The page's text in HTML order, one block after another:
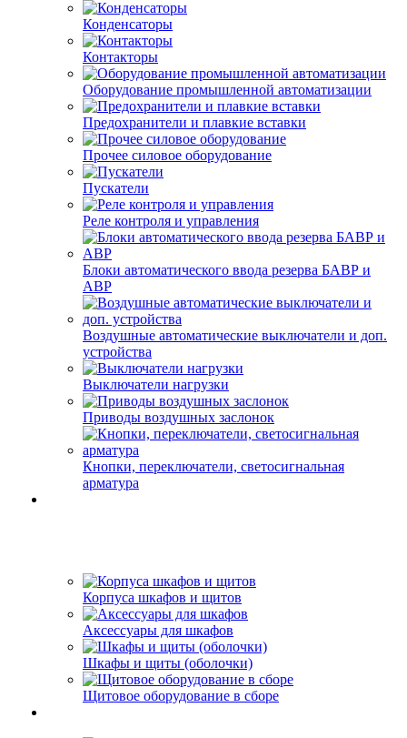
Конденсаторы
Контакторы
Оборудование промышленной автоматизации
Предохранители и плавкие вставки
Прочее силовое оборудование
Пускатели
Реле контроля и управления
Блоки автоматического ввода резерва БАВР и
АВР
Воздушные автоматические выключатели и доп.
устройства
Выключатели нагрузки
Приводы воздушных заслонок
Кнопки, переключатели, светосигнальная
арматура
Корпуса шкафов и щитов
Аксессуары для шкафов
Шкафы и щиты (оболочки)
Щитовое оборудование в сборе